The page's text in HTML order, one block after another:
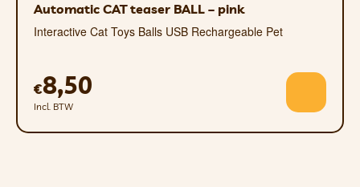
Automatic CAT teaser BALL – pink
Interactive Cat Toys Balls USB Rechargeable Pet
€8,50
Incl. BTW